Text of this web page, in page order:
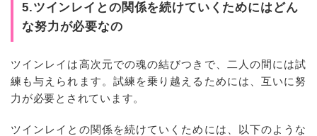
5.ツインレイとの関係を続けていくためにはどん
な努力が必要なの
ツインレイは高次元での魂の結びつきで、二人の間には試
練も与えられます。試練を乗り越えるためには、互いに努
力が必要とされています。
ツインレイとの関係を続けていくためには、以下のような